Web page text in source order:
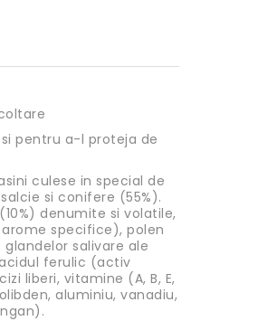
pentru a-l proteja de
culese in special de
si conifere (55%).
denumite si volatile,
specifice), polen
salivare ale
ferulic (activ
liberi, vitamine (A, B, E,
aluminiu, vanadiu,